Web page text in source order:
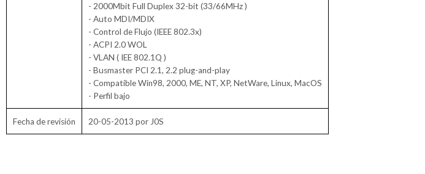
- 2000Mbit Full Duplex 32-bit (33/66MHz )
- Auto MDI/MDIX
- Control de Flujo (IEEE 802.3x)
- ACPI 2.0 WOL
- VLAN ( IEE 802.1Q )
- Busmaster PCI 2.1, 2.2 plug-and-play
- Compatible Win98, 2000, ME, NT, XP, NetWare, Linux, MacOS
- Perfil bajo
Fecha de revisión 20-05-2013 por J0S